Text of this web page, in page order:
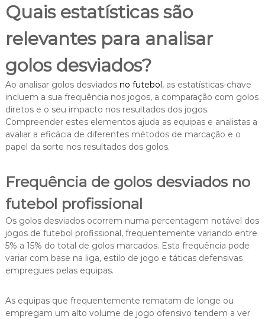
Quais estatísticas são
relevantes para analisar
golos desviados?
Ao analisar golos desviados no futebol, as estatísticas-chave
incluem a sua frequência nos jogos, a comparação com golos
diretos e o seu impacto nos resultados dos jogos.
Compreender estes elementos ajuda as equipas e analistas a
avaliar a eficácia de diferentes métodos de marcação e o
papel da sorte nos resultados dos golos.
Frequência de golos desviados no
futebol profissional
Os golos desviados ocorrem numa percentagem notável dos
jogos de futebol profissional, frequentemente variando entre
5% a 15% do total de golos marcados. Esta frequência pode
variar com base na liga, estilo de jogo e táticas defensivas
empregues pelas equipas.
As equipas que frequentemente rematam de longe ou
empregam um alto volume de jogo ofensivo tendem a ver